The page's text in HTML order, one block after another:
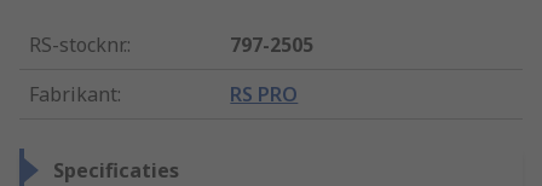
RS-stocknr.:
797-2505
Fabrikant: RS PRO
Specificaties